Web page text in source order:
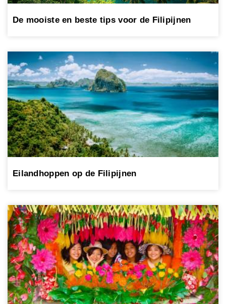
De mooiste en beste tips voor de Filipijnen
Eilandhoppen op de Filipijnen